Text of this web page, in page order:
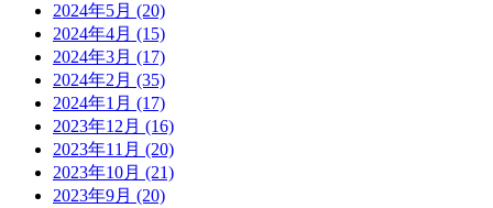
2024年5月 (20)
2024年4月 (15)
2024年3月 (17)
2024年2月 (35)
2024年1月 (17)
2023年12月 (16)
2023年11月 (20)
2023年10月 (21)
2023年9月 (20)